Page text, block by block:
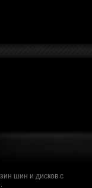
шин и дисков с